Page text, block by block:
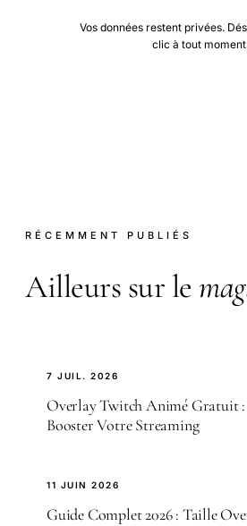
Vos données restent privées.
clic à tout
RÉCEMMENT PUBLIÉS
Ailleurs sur le
7 JUIL. 2026
Overlay Twitch Animé Gratuit :
Booster Votre Streaming
11 JUIN 2026
Guide Complet 2026 : Taille